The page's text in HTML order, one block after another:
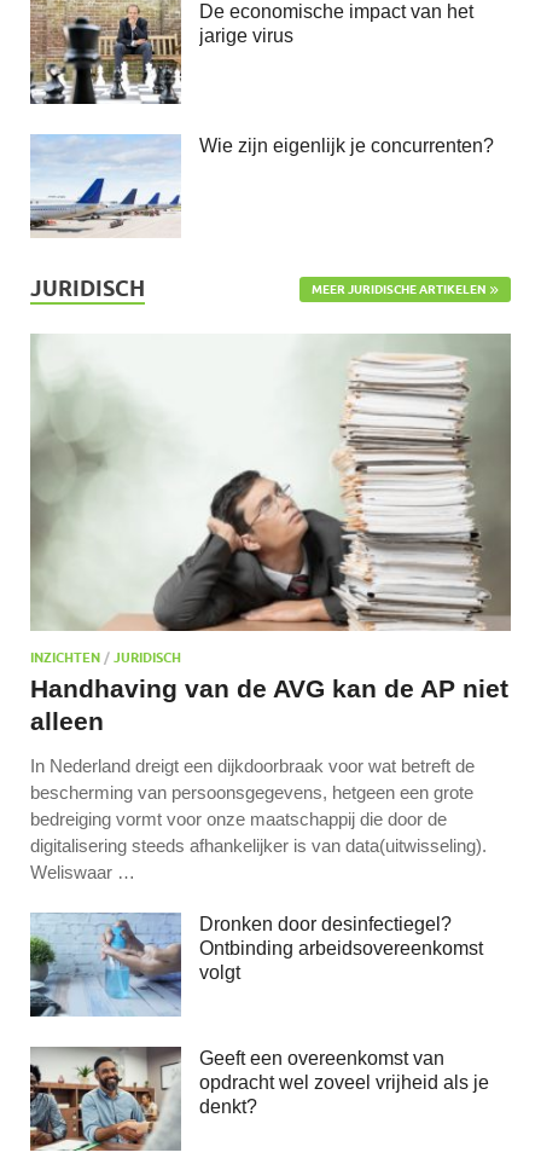
De economische impact van het
jarige virus
Wie zijn eigenlijk je concurrenten?
JURIDISCH MEER JURIDISCHE ARTIKELEN
INZICHTEN / JURIDISCH
Handhaving van de AVG kan de AP niet
alleen
In Nederland dreigt een dijkdoorbraak voor wat betreft de
bescherming van persoonsgegevens, hetgeen een grote
bedreiging vormt voor onze maatschappij die door de
digitalisering steeds afhankelijker is van data(uitwisseling).
Weliswaar …
Dronken door desinfectiegel?
Ontbinding arbeidsovereenkomst
volgt
Geeft een overeenkomst van
opdracht wel zoveel vrijheid als je
denkt?